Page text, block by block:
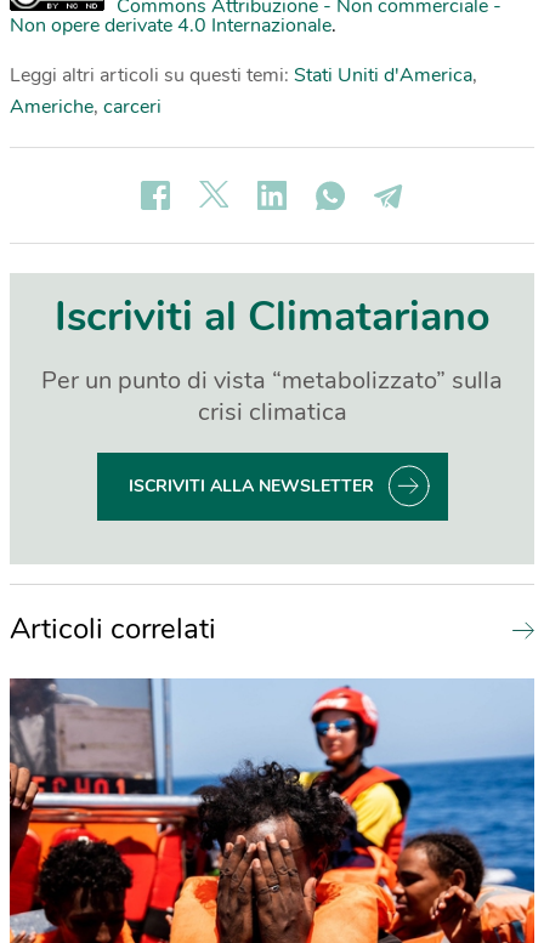
Commons Attribuzione - Non commerciale -
Non opere derivate 4.0 Internazionale.
Leggi altri articoli su questi temi: Stati Uniti d'America,
Americhe, carceri
Iscriviti al Climatariano
Per un punto di vista “metabolizzato” sulla
crisi climatica
ISCRIVITI ALLA NEWSLETTER
Articoli correlati